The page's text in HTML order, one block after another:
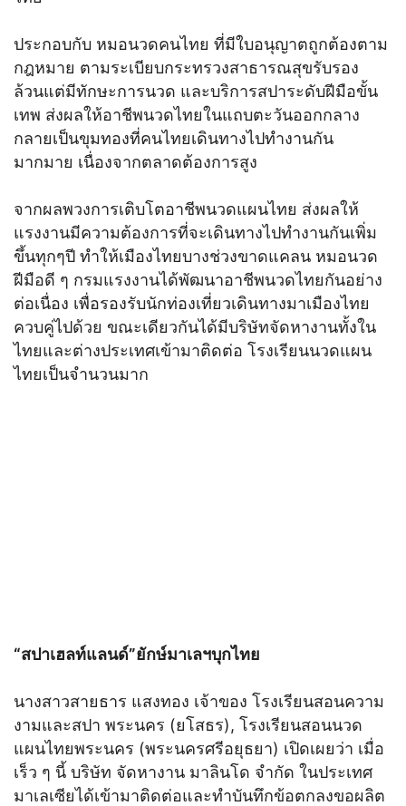
ประกอบกับ หมอนวดคนไทย ที่มีใบอนุญาตถูกต้องตาม
กฎหมาย ตามระเบียบกระทรวงสาธารณสุขรับรอง
ล้วนแต่มีทักษะการนวด และบริการสปาระดับฝีมือขั้น
เทพ ส่งผลให้อาชีพนวดไทยในแถบตะวันออกกลาง
กลายเป็นขุมทองที่คนไทยเดินทางไปทำงานกัน
มากมาย เนื่องจากตลาดต้องการสูง
จากผลพวงการเติบโตอาชีพนวดแผนไทย ส่งผลให้
แรงงานมีความต้องการที่จะเดินทางไปทำงานกันเพิ่ม
ขึ้นทุกๆปี ทำให้เมืองไทยบางช่วงขาดแคลน หมอนวด
ฝีมือดี ๆ กรมแรงงานได้พัฒนาอาชีพนวดไทยกันอย่าง
ต่อเนื่อง เพื่อรองรับนักท่องเที่ยวเดินทางมาเมืองไทย
ควบคู่ไปด้วย ขณะเดียวกันได้มีบริษัทจัดหางานทั้งใน
ไทยและต่างประเทศเข้ามาติดต่อ โรงเรียนนวดแผน
ไทยเป็นจำนวนมาก
“สปาเฮลท์แลนด์”ยักษ์มาเลฯบุกไทย
นางสาวสายธาร แสงทอง เจ้าของ โรงเรียนสอนความ
งามและสปา พระนคร (ยโสธร), โรงเรียนสอนนวด
แผนไทยพระนคร (พระนครศรีอยุธยา) เปิดเผยว่า เมื่อ
เร็ว ๆ นี้ บริษัท จัดหางาน มาลินโด จำกัด ในประเทศ
มาเลเซียได้เข้ามาติดต่อและทำบันทึกข้อตกลงขอผลิต